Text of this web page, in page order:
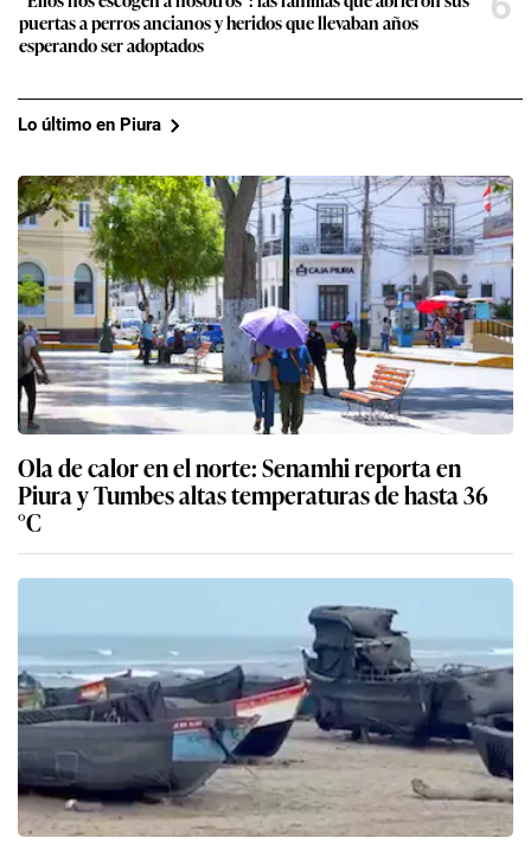
puertas a perros ancianos y heridos que llevaban años
esperando ser adoptados
Lo último en Piura
Ola de calor en el norte: Senamhi reporta en
Piura y Tumbes altas temperaturas de hasta 36
°C